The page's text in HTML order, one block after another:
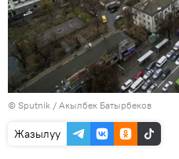
© Sputnik / Акылбек Батырбеков
Жазылуу